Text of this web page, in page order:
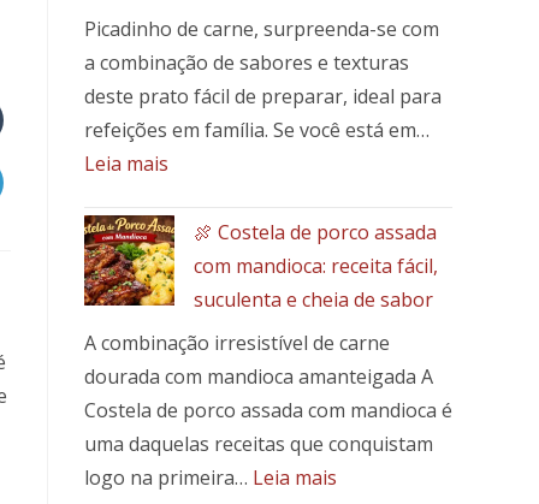
pães
e
especiais
Picadinho de carne, surpreenda-se com
a combinação de sabores e texturas
deste prato fácil de preparar, ideal para
refeições em família. Se você está em…
Leia mais
de
Patinho
com
Banana-
da-
Terra:
Um
Toque
em
🍖 Costela de porco assada
com mandioca: receita fácil,
suculenta e cheia de sabor
A combinação irresistível de carne
dourada com mandioca amanteigada A
Costela de porco assada com mandioca é
uma daquelas receitas que conquistam
logo na primeira… Leia mais